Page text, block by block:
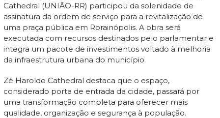
Cathedral (UNIÃO-RR) participou da solenidade de
assinatura da ordem de serviço para a revitalização de
uma praça pública em Rorainópolis. A obra será
executada com recursos destinados pelo parlamentar e
integra um pacote de investimentos voltado à melhoria
da infraestrutura urbana do município.
Zé Haroldo Cathedral destaca que o espaço,
considerado porta de entrada da cidade, passará por
uma transformação completa para oferecer mais
qualidade, organização e segurança à população.